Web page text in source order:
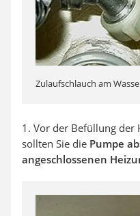
Zulaufschlauch am
1. Vor der Befüllung der
sollten Sie die Pumpe
angeschlossenen